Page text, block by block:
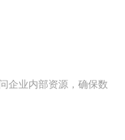
企业内部资源，确保数